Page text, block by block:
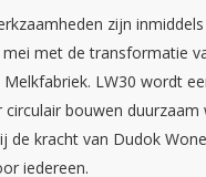
zijn
met de transformatie
LW30 wordt
bouwen duurzaam
de kracht van Dudok
iedereen.